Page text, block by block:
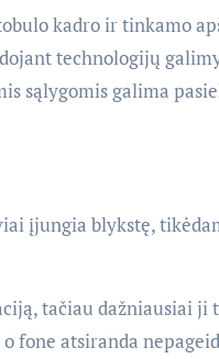
kadro ir tinkamo
technologijų
sąlygomis galima
įjungia blykstę,
tačiau dažniausiai ji
fone atsiranda